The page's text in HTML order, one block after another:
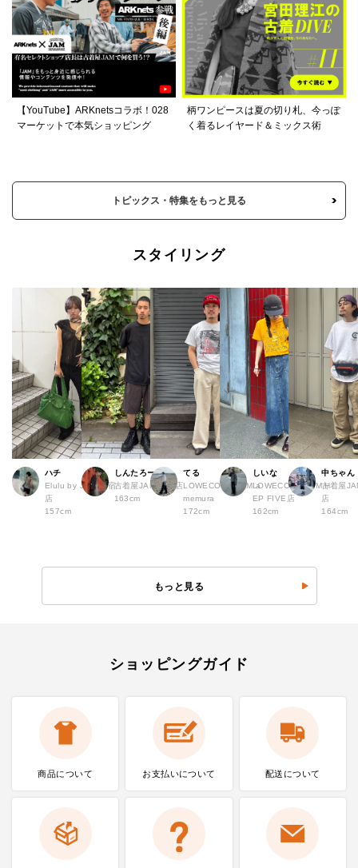
【YouTube】ARKnetsコラボ！028
マーケットで本気ショッピング
柄ワンピースは夏の切り札、今っぽ
く着るレイヤード＆ミックス術
トピックス・特集をもっと見る
スタイリング
ハチ
Elulu by JAM 原宿
店
157cm
しんたろー
古着屋JAM 仙台店
163cm
てる
LOWECO by JAM a
memura
172cm
しいな
LOWECO by JAM H
EP FIVE店
162cm
中ちゃん
古着屋
店
164cm
もっと見る
ショッピングガイド
商品について お支払いについて 配送について